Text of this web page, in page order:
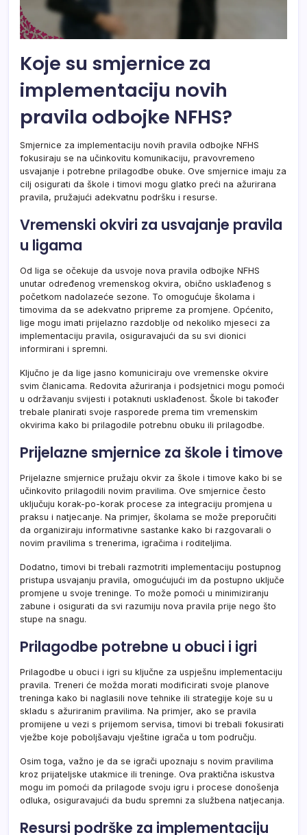
Koje su smjernice za
implementaciju novih
pravila odbojke NFHS?
Smjernice za implementaciju novih pravila odbojke NFHS
fokusiraju se na učinkovitu komunikaciju, pravovremeno
usvajanje i potrebne prilagodbe obuke. Ove smjernice imaju za
cilj osigurati da škole i timovi mogu glatko preći na ažurirana
pravila, pružajući adekvatnu podršku i resurse.
Vremenski okviri za usvajanje pravila
u ligama
Od liga se očekuje da usvoje nova pravila odbojke NFHS
unutar određenog vremenskog okvira, obično usklađenog s
početkom nadolazeće sezone. To omogućuje školama i
timovima da se adekvatno pripreme za promjene. Općenito,
lige mogu imati prijelazno razdoblje od nekoliko mjeseci za
implementaciju pravila, osiguravajući da su svi dionici
informirani i spremni.
Ključno je da lige jasno komuniciraju ove vremenske okvire
svim članicama. Redovita ažuriranja i podsjetnici mogu pomoći
u održavanju svijesti i potaknuti usklađenost. Škole bi također
trebale planirati svoje rasporede prema tim vremenskim
okvirima kako bi prilagodile potrebnu obuku ili prilagodbe.
Prijelazne smjernice za škole i timove
Prijelazne smjernice pružaju okvir za škole i timove kako bi se
učinkovito prilagodili novim pravilima. Ove smjernice često
uključuju korak-po-korak procese za integraciju promjena u
praksu i natjecanje. Na primjer, školama se može preporučiti
da organiziraju informativne sastanke kako bi razgovarali o
novim pravilima s trenerima, igračima i roditeljima.
Dodatno, timovi bi trebali razmotriti implementaciju postupnog
pristupa usvajanju pravila, omogućujući im da postupno uključe
promjene u svoje treninge. To može pomoći u minimiziranju
zabune i osigurati da svi razumiju nova pravila prije nego što
stupe na snagu.
Prilagodbe potrebne u obuci i igri
Prilagodbe u obuci i igri su ključne za uspješnu implementaciju
pravila. Treneri će možda morati modificirati svoje planove
treninga kako bi naglasili nove tehnike ili strategije koje su u
skladu s ažuriranim pravilima. Na primjer, ako se pravila
promijene u vezi s prijemom servisa, timovi bi trebali fokusirati
vježbe koje poboljšavaju vještine igrača u tom području.
Osim toga, važno je da se igrači upoznaju s novim pravilima
kroz prijateljske utakmice ili treninge. Ova praktična iskustva
mogu im pomoći da prilagode svoju igru i procese donošenja
odluka, osiguravajući da budu spremni za službena natjecanja.
Resursi podrške za implementaciju